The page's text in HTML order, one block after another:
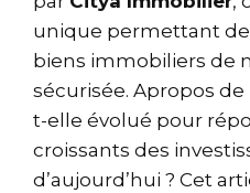
unique permettant
biens immobiliers de
sécurisée. Apropos
t-elle évolué pour
croissants des
d’aujourd’hui ? Cet